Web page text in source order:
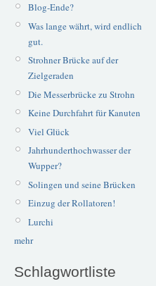
Blog-Ende?
Was lange währt, wird endlich
gut.
Strohner Brücke auf der
Zielgeraden
Die Messerbrücke zu Strohn
Keine Durchfahrt für Kanuten
Viel Glück
Jahrhunderthochwasser der
Wupper?
Solingen und seine Brücken
Einzug der Rollatoren!
Lurchi
mehr
Schlagwortliste